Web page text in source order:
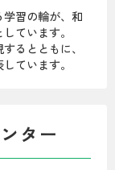
習の輪が、和
ています。
るとともに、
ています。
ター